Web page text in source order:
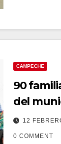
CAMPECHE
90
del
reciben
12
0 COMMENT